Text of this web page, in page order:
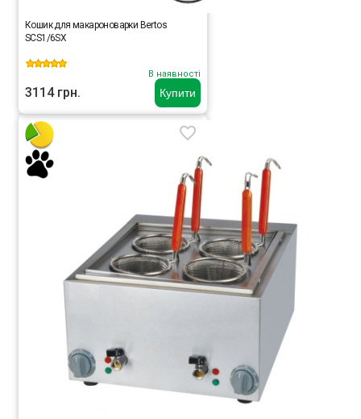
Купити
Кошик для макароноварки Bertos
SCS1/6SX
В наявності
3114 грн.